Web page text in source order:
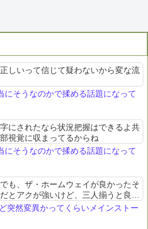
しいって信じて疑わないから変な流
にそうなのかで揉める話題になって
にされたなら状況把握はできるよ共
視覚に収まってるからね
にそうなのかで揉める話題になって
も、ザ・ホームウェイが良かったそ
とアクが強いけど、三人揃うと良い
た
突然変異かってくらいメインストー